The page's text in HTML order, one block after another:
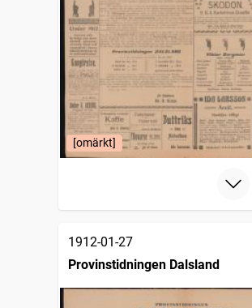
[omärkt]
1912-01-27
Provinstidningen Dalsland